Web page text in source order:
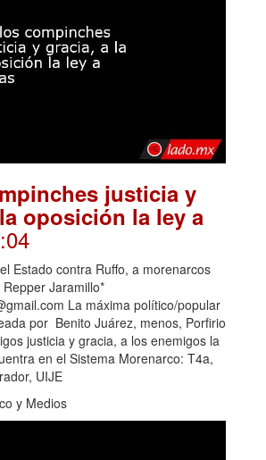
justicia y
oposición la ley a
Estado contra Ruffo, a morenarcos
Jaramillo*
La máxima político/popular
por Benito Juárez, menos, Porfirio
justicia y gracia, a los enemigos la
en el Sistema Morenarco: T4a,
UIJE
y Medios